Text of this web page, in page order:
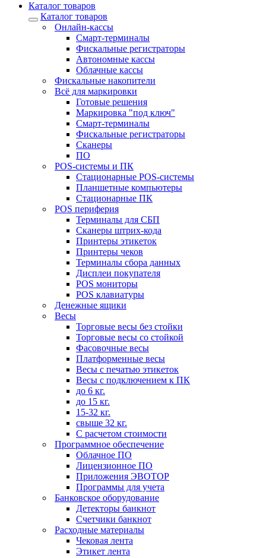
Каталог товаров
Каталог товаров
Онлайн-кассы
Смарт-терминалы
Фискальные регистраторы
Автономные кассы
Облачные кассы
Фискальные накопители
Всё для маркировки
Готовые решения
Маркировка "под ключ"
Смарт-терминалы
Фискальные регистраторы
Сканеры
ПО
POS-системы и ПК
Стационарные POS-системы
Планшетные компьютеры
Стационарные ПК
POS периферия
Терминалы для СБП
Сканеры штрих-кода
Принтеры этикеток
Принтеры чеков
Терминалы сбора данных
Дисплеи покупателя
POS мониторы
POS клавиатуры
Денежные ящики
Весы
Торговые весы без стойки
Торговые весы со стойкой
Фасовочные весы
Платформенные весы
Весы с печатью этикеток
Весы с подключением к ПК
до 6 кг.
до 15 кг.
15-32 кг.
свыше 32 кг.
С расчетом стоимости
Программное обеспечение
Облачное ПО
Лицензионное ПО
Приложения ЭВОТОР
Программы для учета
Банковское оборудование
Детекторы банкнот
Счетчики банкнот
Расходные материалы
Чековая лента
Этикет лента